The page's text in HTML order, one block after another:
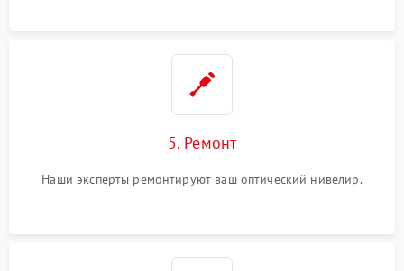
5. Ремонт
Наши эксперты ремонтируют ваш оптический нивелир.